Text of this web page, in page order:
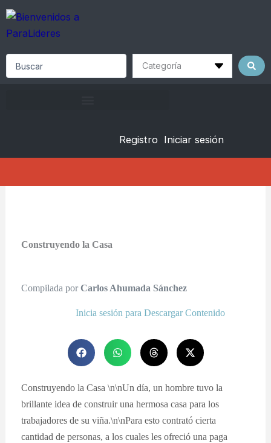
Skip
content
Registro Iniciar sesión
Construyendo la Casa
Compilada porCarlos Ahumada Sánchez
Inicia sesión para Descargar Contenido
Construyendo la Casa \n\nUn día, un hombre tuvo la
brillante idea de construir una hermosa casa para los
trabajadores de su viña.\n\nPara esto contrató cierta
cantidad de personas, a los cuales les ofreció una paga